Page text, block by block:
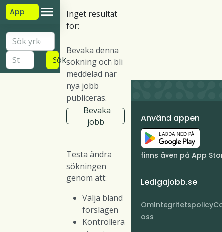
App
Sök
Inget resultat
för:
Bevaka denna
sökning och bli
meddelad när
nya jobb
publiceras.
Bevaka
jobb
Testa ändra
sökningen
genom att:
Välja bland
förslagen
Kontrollera
Använd appen
finns även på App
Ledigajobb.se
Om
oss
Integritetspolicy